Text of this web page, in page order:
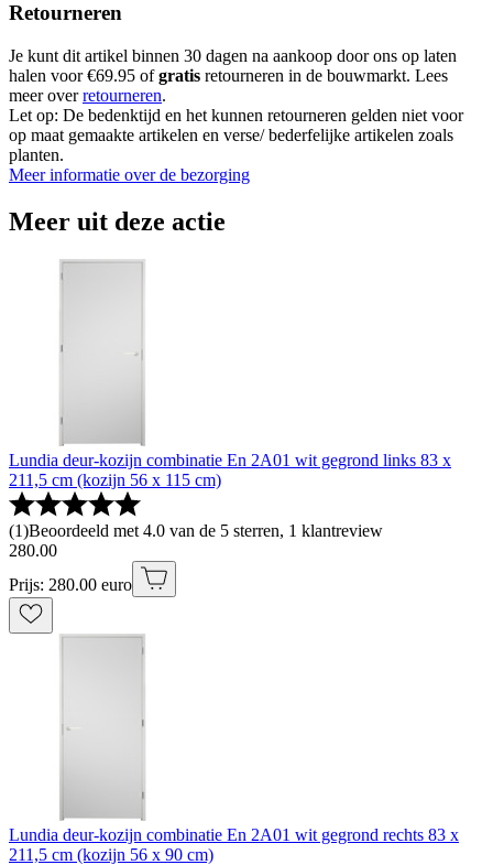
Retourneren
Je kunt dit artikel binnen 30 dagen na aankoop door ons op laten
halen voor €69.95 ofgratis retourneren in de bouwmarkt. Lees
meer overretourneren.
Let op: De bedenktijd en het kunnen retourneren gelden niet voor
op maat gemaakte artikelen en verse/ bederfelijke artikelen zoals
planten.
Meer informatie over de bezorging
Meer uit deze actie
Lundia deur-kozijn combinatie En 2A01 wit gegrond links 83 x
211,5 cm (kozijn 56 x 115 cm)
(1)Beoordeeld met 4.0 van de 5 sterren, 1 klantreview
280.00
Prijs: 280.00 euro
Lundia deur-kozijn combinatie En 2A01 wit gegrond rechts 83 x
211,5 cm (kozijn 56 x 90 cm)